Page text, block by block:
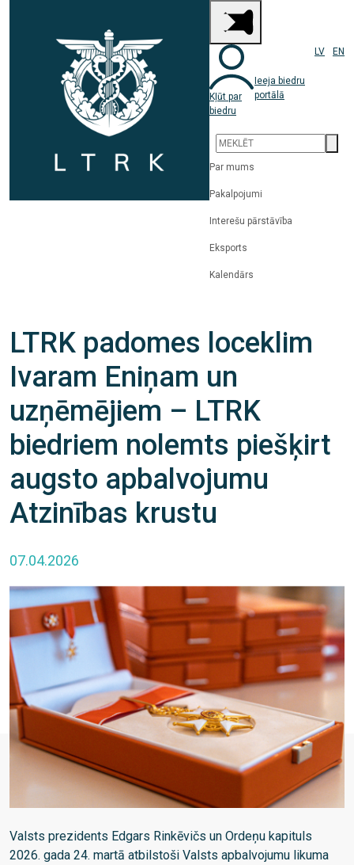
Kļūt par
biedru
Ieeja biedru
portālā
LV EN
Par mums
Pakalpojumi
Interešu pārstāvība
Eksports
Kalendārs
LTRK padomes loceklim
Ivaram Eniņam un
uzņēmējiem – LTRK
biedriem nolemts piešķirt
augsto apbalvojumu
Atzinības krustu
07.04.2026
Valsts prezidents Edgars Rinkēvičs un Ordeņu kapituls
2026. gada 24. martā atbilstoši Valsts apbalvojumu likuma